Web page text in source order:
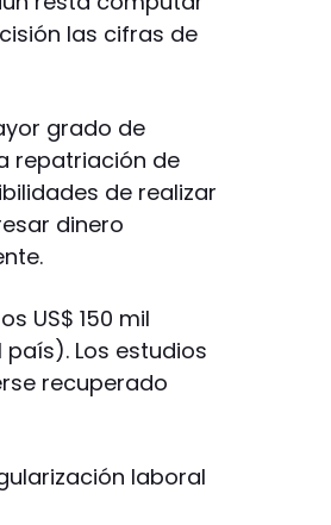
las cifras de
grado de
repatriación de
de realizar
dinero
US$ 150 mil
Los estudios
recuperado
laboral